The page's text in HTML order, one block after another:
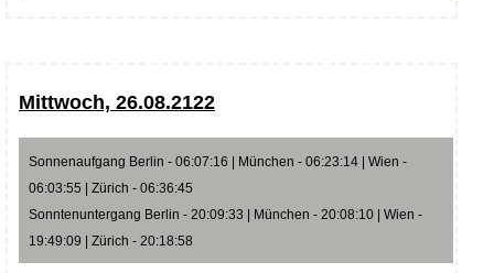
Mittwoch, 26.08.2122
Sonnenaufgang Berlin - 06:07:16 | München - 06:23:14 | Wien -
06:03:55 | Zürich - 06:36:45
Sonntenuntergang Berlin - 20:09:33 | München - 20:08:10 | Wien -
19:49:09 | Zürich - 20:18:58